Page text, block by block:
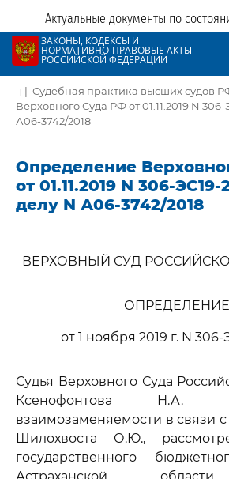
Актуальные документы по
ЗАКОНЫ, КОДЕКСЫ И
НОРМАТИВНО-ПРАВОВЫЕ АКТЫ
РОССИЙСКОЙ ФЕДЕРАЦИИ
| Судебная практика высших судов
Верховного Суда РФ от 01.11.2019 N 306-
А06-3742/2018
Определение
от 01.11.2019 N 306-ЭС19-
делу N А06-3742/2018
ВЕРХОВНЫЙ СУД
ОПРЕДЕЛЕНИЕ
от 1 ноября 2019 г. N 306-
Судья Верховного Суда
Ксенофонтова Н.А.
взаимозаменяемости в связи
Шилохвоста О.Ю.,
государственного